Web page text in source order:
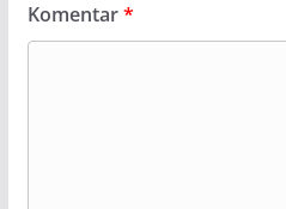
Komentar*